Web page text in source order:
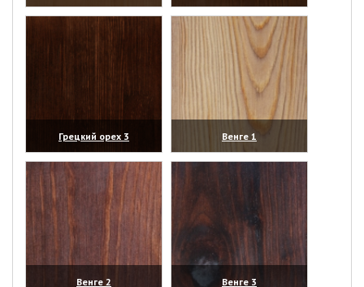
(увеличить)
(увеличить)
Грецкий орех 3
(увеличить)
Венге 1
(увеличить)
Венге 2 Венге 3